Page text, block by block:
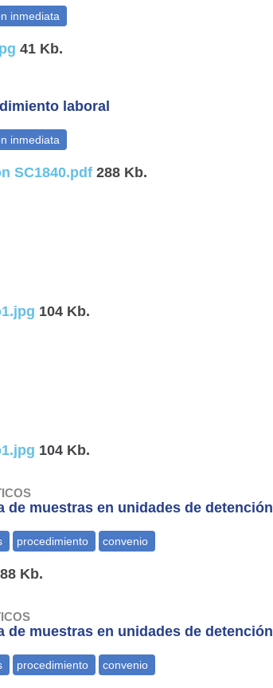
41 Kb.
laboral
SC1840.pdf 288 Kb.
104 Kb.
104 Kb.
muestras en unidades de detención
88 Kb.
muestras en unidades de detención